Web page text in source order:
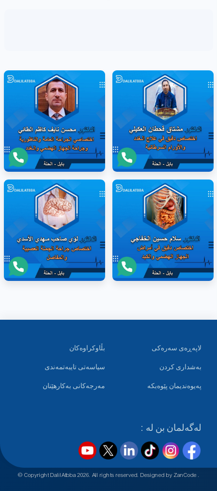
لاپەڕەی سەرەکی
بەشداری کردن
پەیوەندیمان پێوەبکە
بڵاوکراوەکان
سیاسەتی تایبەتمەندی
مەرجەکانی بەکارهێنان
لەگەلمان بن لە :
© Copyright DalilAtbba2026. All rights reserved. Designed by ZanCode .